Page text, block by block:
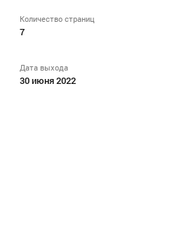
Количество страниц
7
Дата выхода
30 июня 2022